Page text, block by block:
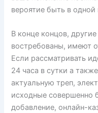
вероятие быть в
В конце концов,
востребованы, имеют
Если рассматривать
24 часа в сутки а
актуальную треп,
исходные совершенно
добавление, онлайн-